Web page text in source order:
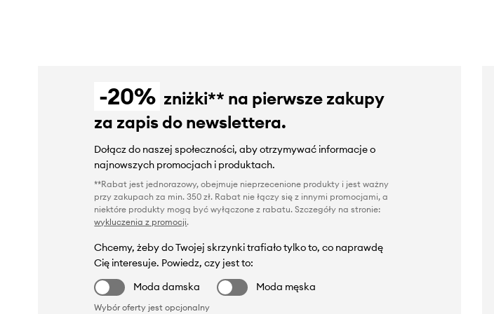
-20% zniżki** na pierwsze zakupy
za zapis do newslettera.
Dołącz do naszej społeczności, aby otrzymywać informacje o
najnowszych promocjach i produktach.
**Rabat jest jednorazowy, obejmuje nieprzecenione produkty i jest ważny
przy zakupach za min. 350 zł. Rabat nie łączy się z innymi promocjami, a
niektóre produkty mogą być wyłączone z rabatu. Szczegóły na stronie:
wykluczenia z promocji.
Chcemy, żeby do Twojej skrzynki trafiało tylko to, co naprawdę
Cię interesuje. Powiedz, czy jest to:
Moda damska
Moda męska
Wybór oferty jest opcjonalny